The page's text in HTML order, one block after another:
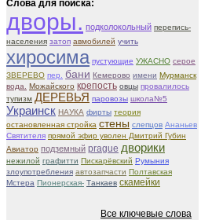
Слова для поиска:
дворы. подколокольный перепись-
населения затоп авмобилей учить
хиросима пустующие УЖАСНО серое
ЗВЕРЕВО пер. бани Кемерово имени Мурманск
вода.
Можайского крепость овцы провалилось
тупизм ДЕРЕВЬЯ паровозы школа№5
Украинск НАУКА фирты теория
остановленная стройка стены слепцов Ананьев
Святителя прямой эфир уволен Дмитрий Губин
Авиатор подземный prague дворики
нежилой графитти Пискарёвский Румыния
злоупотребления автозапчасти Полтавская
Мстера Пионерская- Танкаев скамейки
Все ключевые слова